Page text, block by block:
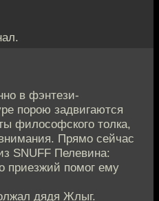
в фэнтези-
порою задвигаются
философского толка,
Прямо сейчас
SNUFF Пелевина:
приезжий помог ему
дядя Жлыг.